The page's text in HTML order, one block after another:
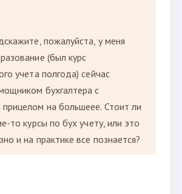
пожалуйста, у меня
(был курс
учета полгода) сейчас
бухгалтера с
на большеее. Стоит ли
то курсы по бух учету, или это
и на практике все познается?